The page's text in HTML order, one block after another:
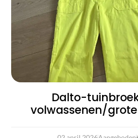
Dalto-
volwassenen/